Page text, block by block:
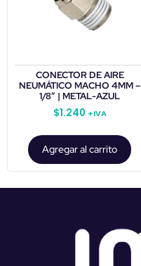
CONECTOR DE AIRE
NEUMÁTICO MACHO 4MM –
1/8″ | METAL-AZUL
$1.240 +IVA
Agregar al carrito